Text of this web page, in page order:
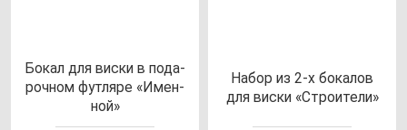
Бокал для вис­ки в по­да­
роч­ном фут­ля­ре «Имен­
ной»
Набор из 2-х бо­ка­лов
для вис­ки «Стро­ите­ли»